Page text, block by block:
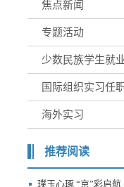
焦点新闻
专题活动
少数民族学生就
国际组织实习任
海外实习
推荐阅读